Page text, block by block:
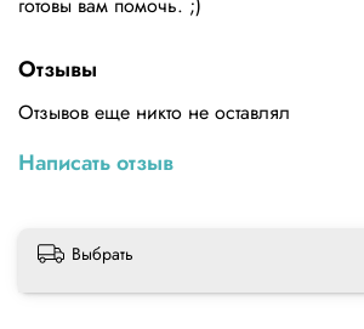
готовы вам помочь. ;)
Отзывы
Отзывов еще никто не оставлял
Написать отзыв
Выбрать